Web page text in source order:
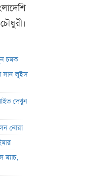
চমক
সান লুইস
দেখুন
নোরা
ম্যাচ,